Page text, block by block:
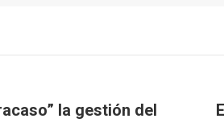
la gestión del